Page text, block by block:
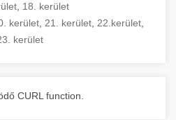
18. kerület
kerület 21. kerület 22.kerület
kerület
CURL function.